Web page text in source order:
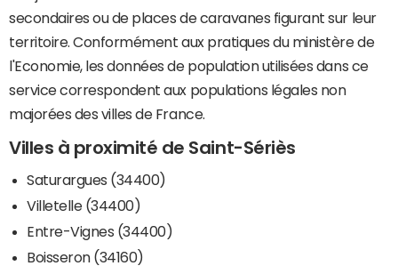
secondaires ou de places de caravanes figurant sur leur
territoire. Conformément aux pratiques du ministère de
l'Economie, les données de population utilisées dans ce
service correspondent aux populations légales non
majorées des villes de France.
Villes à proximité de Saint-Sériès
Saturargues (34400)
Villetelle (34400)
Entre-Vignes (34400)
Boisseron (34160)